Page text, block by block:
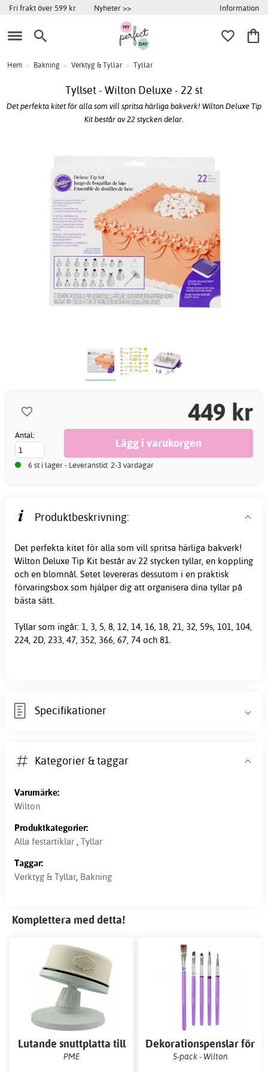
Fri frakt över 599 kr Nyheter >> Information
Hem > Bakning > Verktyg & Tyllar > Tyllar
Tyllset - Wilton Deluxe - 22 st
Det perfekta kitet för alla som vill spritsa härliga bakverk! Wilton Deluxe Tip
Kit består av 22 stycken delar.
449 kr
Antal:
6 st i lager - Leveranstid: 2-3 vardagar
Produktbeskrivning:
Det perfekta kitet för alla som vill spritsa härliga bakverk!
Wilton Deluxe Tip Kit består av 22 stycken tyllar, en koppling
och en blomnål. Setet levereras dessutom i en praktisk
förvaringsbox som hjälper dig att organisera dina tyllar på
bästa sätt.
Tyllar som ingår: 1, 3, 5, 8, 12, 14, 16, 18, 21, 32, 59s, 101, 104,
224, 2D, 233, 47, 352, 366, 67, 74 och 81.
Specifikationer
Kategorier & taggar
Varumärke:
Wilton
Produktkategorier:
Alla festartiklar , Tyllar
Taggar:
Verktyg & Tyllar, Bakning
Komplettera med detta!
Lutande snuttplatta till
tårta
PME
Dekorationspenslar för
livsmedel
5-pack - Wilton